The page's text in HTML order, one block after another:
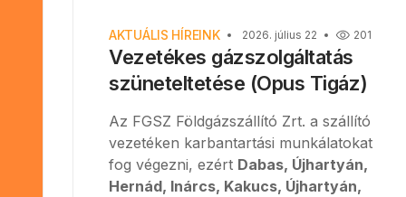
AKTUÁLIS HÍREINK 2026. július 22 201
Vezetékes gázszolgáltatás
szüneteltetése (Opus Tigáz)
Az FGSZ Földgázszállító Zrt. a szállító
vezetéken karbantartási munkálatokat
fog végezni, ezért Dabas, Újhartyán,
Hernád, Inárcs, Kakucs, Újhartyán,